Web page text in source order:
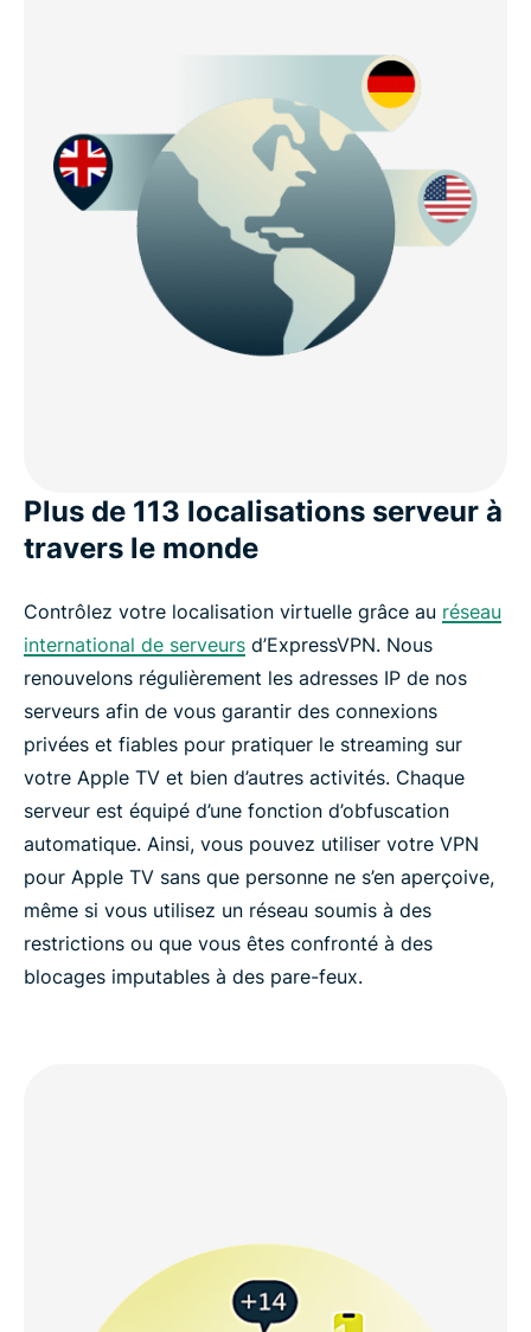
Plus de 113 localisations serveur à
travers le monde
Contrôlez votre localisation virtuelle grâce au réseau
international de serveurs d’ExpressVPN. Nous
renouvelons régulièrement les adresses IP de nos
serveurs afin de vous garantir des connexions
privées et fiables pour pratiquer le streaming sur
votre Apple TV et bien d’autres activités. Chaque
serveur est équipé d’une fonction d’obfuscation
automatique. Ainsi, vous pouvez utiliser votre VPN
pour Apple TV sans que personne ne s’en aperçoive,
même si vous utilisez un réseau soumis à des
restrictions ou que vous êtes confronté à des
blocages imputables à des pare-feux.